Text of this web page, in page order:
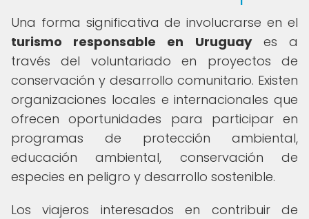
Una forma significativa de involucrarse en el
turismo responsable en Uruguayes a
través del voluntariado en proyectos de
conservación y desarrollo comunitario. Existen
organizaciones locales e internacionales que
ofrecen oportunidades para participar en
programas de protección ambiental,
educación ambiental, conservación de
especies en peligro y desarrollo sostenible.
Los viajeros interesados en contribuir de